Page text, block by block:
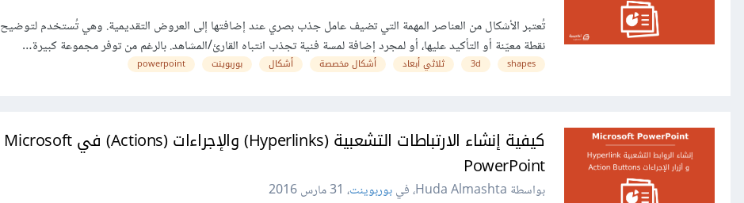
تُعتبر الأشكال من العناصر المهمة التي تضيف عامل جذب بصري عند إضافتها إلى العروض التقديمية. وهي تُستخدم لتوضيح
نقطة معيّنة أو التأكيد عليها، أو لمجرد إضافة لمسة فنية تجذب انتباه القارئ/المشاهد. بالرغم من توفر مجموعة كبيرة…
shapes
3d ثلاثي أبعاد أشكال مخصصة أشكال بوربوينت powerpoint
كيفية إنشاء الارتباطات التشعبية (Hyperlinks) والإجراءات (Actions) في Microsoft
PowerPoint
بواسطة Huda Almashta، في بوربوينت، 31 مارس 2016